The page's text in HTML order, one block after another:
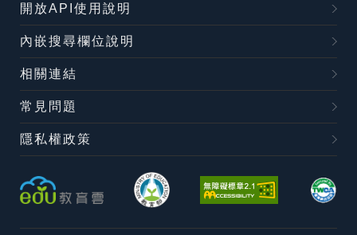
開放API使用說明
內嵌搜尋欄位說明
相關連結
常見問題
隱私權政策